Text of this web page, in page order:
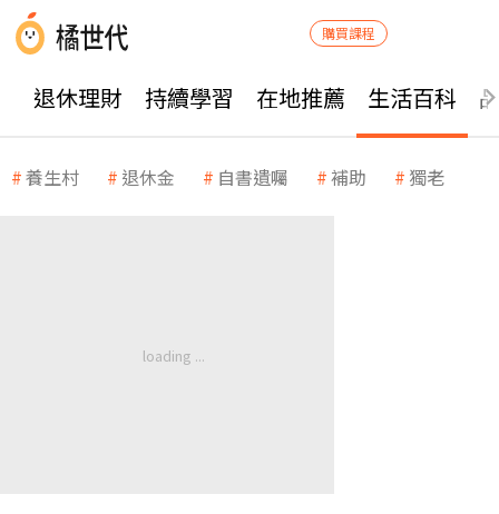
購買課程
退休理財 持續學習 在地推薦 生活百科
養生村 退休金 自書遺囑 補助 獨老